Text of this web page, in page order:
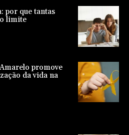
por que tantas
limite
promove
da vida na